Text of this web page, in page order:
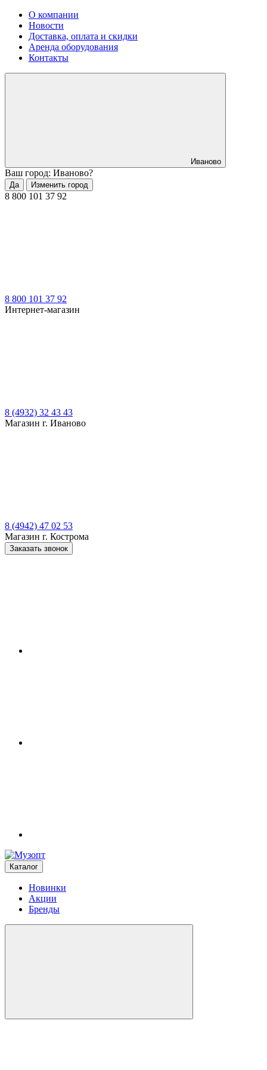
О компании
Новости
Доставка, оплата и скидки
Аренда оборудования
Контакты
Иваново
Ваш город: Иваново?
Да Изменить город
8 800 101 37 92
8 800 101 37 92
Интернет-магазин
8 (4932) 32 43 43
Магазин г. Иваново
8 (4942) 47 02 53
Магазин г. Кострома
Заказать звонок
Каталог
Новинки
Акции
Бренды